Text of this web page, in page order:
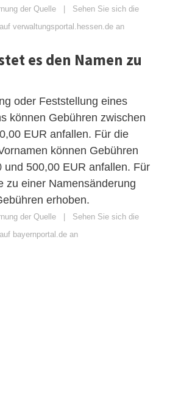
der Quelle
Sehen Sie sich die
verwaltungsportal.hessen.de an
es den Namen zu
oder Feststellung eines
können Gebühren zwischen
EUR anfallen. Für die
können Gebühren
und 500,00 EUR anfallen. Für
zu einer Namensänderung
erhoben.
der Quelle
Sehen Sie sich die
bayernportal.de an